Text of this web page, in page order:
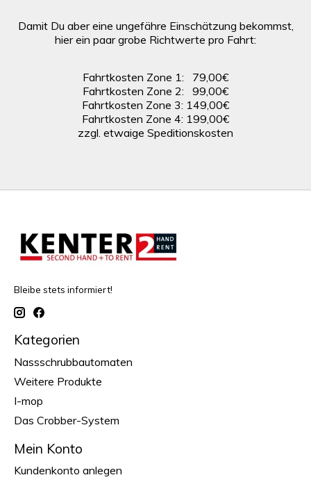
Damit Du aber eine ungefähre Einschätzung bekommst,
hier ein paar grobe Richtwerte pro Fahrt:
Fahrtkosten Zone 1: 79,00€
Fahrtkosten Zone 2: 99,00€
Fahrtkosten Zone 3: 149,00€
Fahrtkosten Zone 4: 199,00€
zzgl. etwaige Speditionskosten
Bleibe stets informiert!
Kategorien
Nassschrubbautomaten
Weitere Produkte
I-mop
Das Crobber-System
Mein Konto
Kundenkonto anlegen